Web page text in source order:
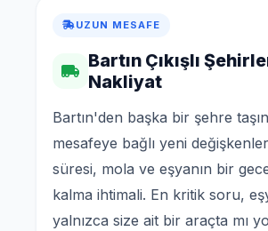
UZUN MESAFE
Bartın Çıkışlı
Nakliyat
Bartın'den başka bir şehre
mesafeye bağlı yeni
süresi, mola ve eşyanın bir
kalma ihtimali. En kritik soru,
yalnızca size ait bir araçta mı